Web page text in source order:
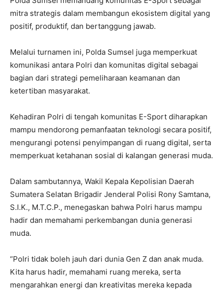
mitra strategis dalam membangun ekosistem digital yang
positif, produktif, dan bertanggung jawab.
Melalui turnamen ini, Polda Sumsel juga memperkuat
komunikasi antara Polri dan komunitas digital sebagai
bagian dari strategi pemeliharaan keamanan dan
ketertiban masyarakat.
Kehadiran Polri di tengah komunitas E-Sport diharapkan
mampu mendorong pemanfaatan teknologi secara positif,
mengurangi potensi penyimpangan di ruang digital, serta
memperkuat ketahanan sosial di kalangan generasi muda.
Dalam sambutannya, Wakil Kepala Kepolisian Daerah
Sumatera Selatan Brigadir Jenderal Polisi Rony Samtana,
S.I.K., M.T.C.P., menegaskan bahwa Polri harus mampu
hadir dan memahami perkembangan dunia generasi
muda.
“Polri tidak boleh jauh dari dunia Gen Z dan anak muda.
Kita harus hadir, memahami ruang mereka, serta
mengarahkan energi dan kreativitas mereka kepada